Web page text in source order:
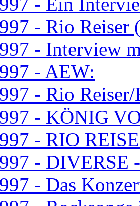
- Rio Reiser
- Interview
- AEW:
- Rio Reiser/
- KÖNIG
- RIO
- DIVERSE
- Das